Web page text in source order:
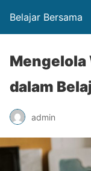
Belajar Bersama
Mengelola
dalam
admin